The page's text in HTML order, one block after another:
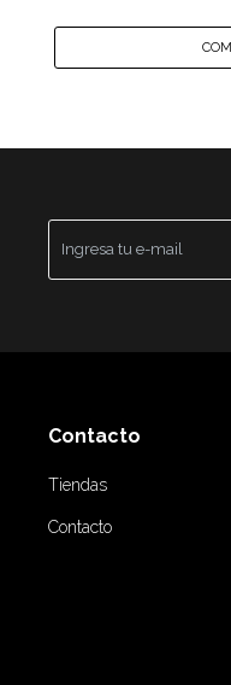
Contacto
Tiendas
Contacto